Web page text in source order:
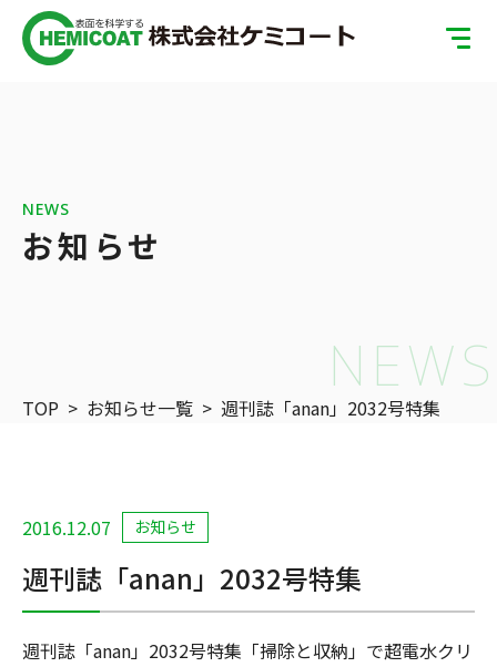
表面処理の基礎知識NEWS
NEWS
お知らせ
TOP > お知らせ一覧 > 週刊誌「anan」2032号特集
2016.12.07 お知らせ
週刊誌「anan」2032号特集
週刊誌「anan」2032号特集「掃除と収納」で超電水クリ